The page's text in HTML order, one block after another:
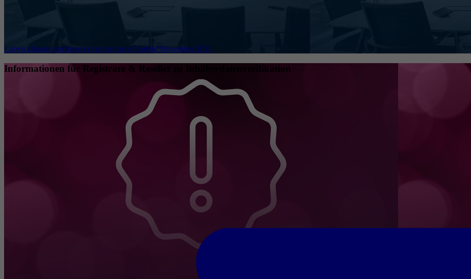
Entwicklungen im Internet Governance Umfeld November 2025
Informationen für Registrare & Reseller zu Inhaberdatenverifikation